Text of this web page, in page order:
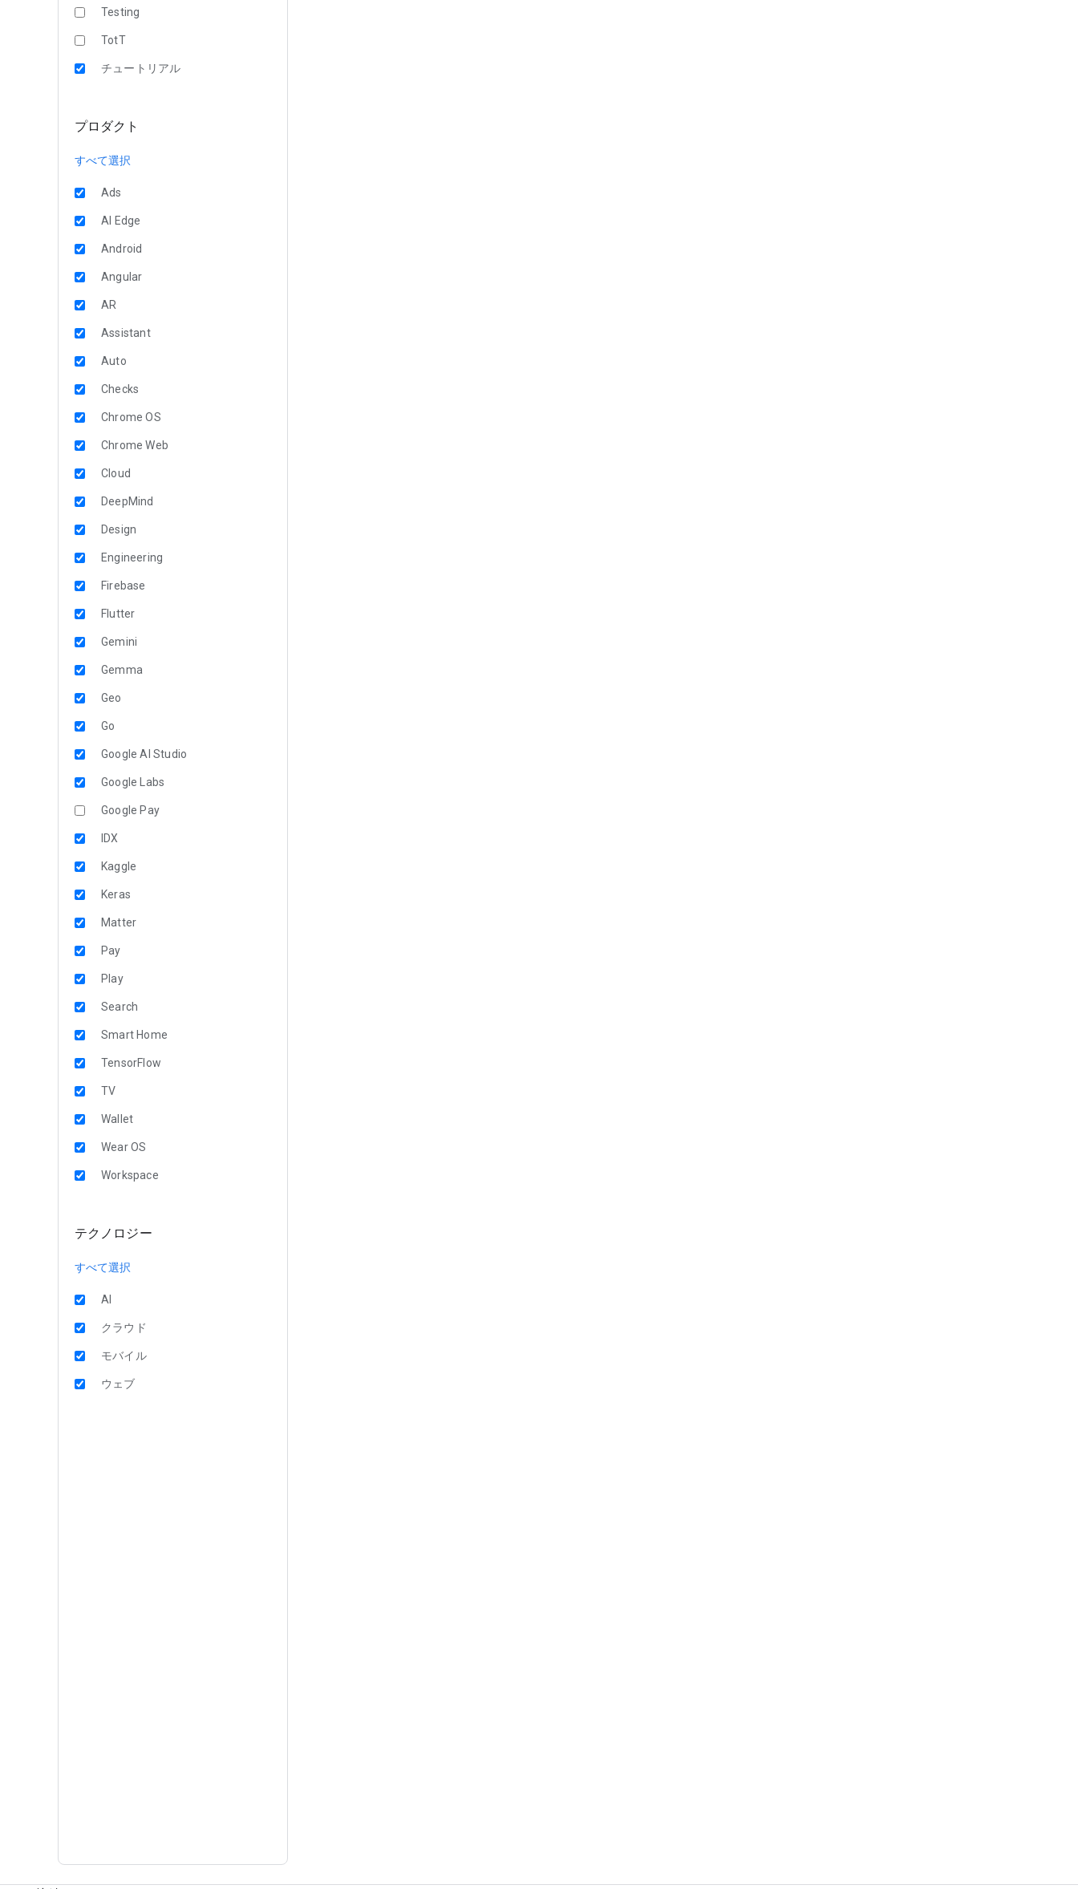
Testing
TotT
チュートリアル
プロダクト
すべて選択
Ads
AI Edge
Android
Angular
AR
Assistant
Auto
Checks
Chrome OS
Chrome Web
Cloud
DeepMind
Design
Engineering
Firebase
Flutter
Gemini
Gemma
Geo
Go
Google AI Studio
Google Labs
Google Pay
IDX
Kaggle
Keras
Matter
Pay
Play
Search
Smart Home
TensorFlow
TV
Wallet
Wear OS
Workspace
テクノロジー
すべて選択
AI
クラウド
モバイル
ウェブ